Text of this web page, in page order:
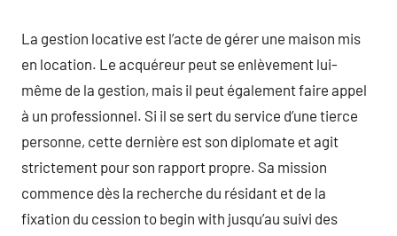
La gestion locative est l’acte de gérer une maison mis
en location. Le acquéreur peut se enlèvement lui-
même de la gestion, mais il peut également faire appel
à un professionnel. Si il se sert du service d’une tierce
personne, cette dernière est son diplomate et agit
strictement pour son rapport propre. Sa mission
commence dès la recherche du résidant et de la
fixation du cession to begin with jusqu’au suivi des